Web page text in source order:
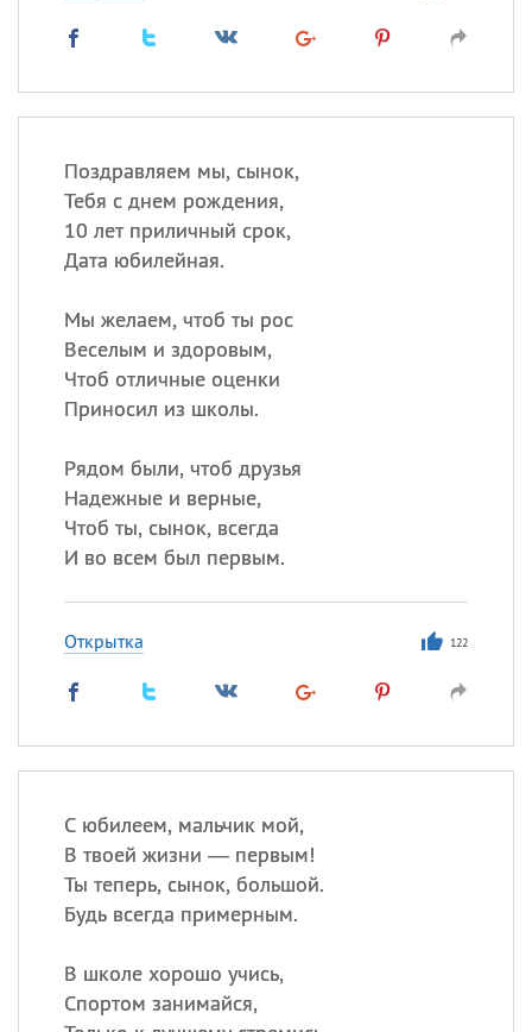
Поздравляем мы, сынок,
Тебя с днем рождения,
10 лет приличный срок,
Дата юбилейная.
Мы желаем, чтоб ты рос
Веселым и здоровым,
Чтоб отличные оценки
Приносил из школы.
Рядом были, чтоб друзья
Надежные и верные,
Чтоб ты, сынок, всегда
И во всем был первым.
Открытка 122
С юбилеем, мальчик мой,
В твоей жизни — первым!
Ты теперь, сынок, большой.
Будь всегда примерным.
В школе хорошо учись,
Спортом занимайся,